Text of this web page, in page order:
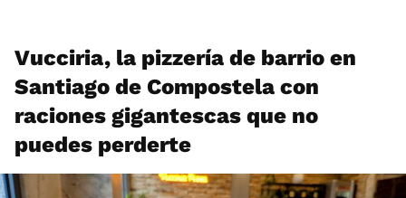
Vucciria, la pizzería de barrio en
Santiago de Compostela con
raciones gigantescas que no
puedes perderte